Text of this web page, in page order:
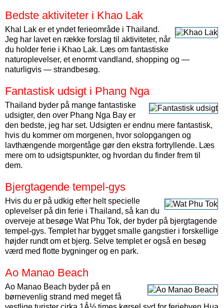
Bedste aktiviteter i Khao Lak
Khal Lak er et yndet ferieområde i Thailand.
Jeg har lavet en række forslag til aktiviteter, når
du holder ferie i Khao Lak. Læs om fantastiske
naturoplevelser, et enormt vandland, shopping og —
naturligvis — strandbesøg.
Fantastisk udsigt i Phang Nga
Thailand byder på mange fantastiske
udsigter, den over Phang Nga Bay er
den bedste, jeg har set. Udsigten er endnu mere fantastisk,
hvis du kommer om morgenen, hvor solopgangen og
lavthængende morgentåge gør den ekstra fortryllende. Læs
mere om to udsigtspunkter, og hvordan du finder frem til
dem.
Bjergtagende tempel-gys
Hvis du er på udkig efter helt specielle
oplevelser på din ferie i Thailand, så kan du
overveje at besøge Wat Phu Tok, der byder på bjergtagende
tempel-gys. Templet har bygget smalle gangstier i forskellige
højder rundt om et bjerg. Selve templet er også en besøg
værd med flotte bygninger og en park.
Ao Manao Beach
Ao Manao Beach byder på en
børnevenlig strand med meget få